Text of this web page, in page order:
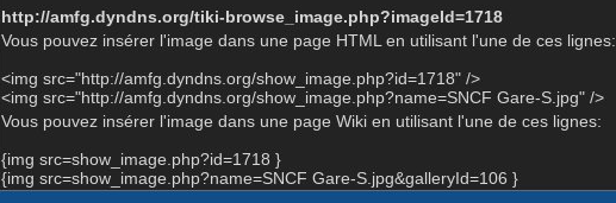
http://amfg.dyndns.org/tiki-browse_image.php?imageId=1718
Vous pouvez insérer l'image dans une page HTML en utilisant l'une de ces lignes:
<img src="http://amfg.dyndns.org/show_image.php?id=1718" />
<img src="http://amfg.dyndns.org/show_image.php?name=SNCF Gare-S.jpg" />
Vous pouvez insérer l'image dans une page Wiki en utilisant l'une de ces lignes:
{img src=show_image.php?id=1718 }
{img src=show_image.php?name=SNCF Gare-S.jpg&galleryId=106 }